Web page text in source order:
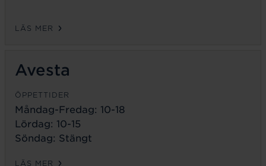
LÄS MER
Avesta
ÖPPETTIDER
Måndag-Fredag: 10-18
Lördag: 10-15
Söndag: Stängt
LÄS MER